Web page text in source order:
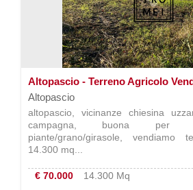
Altopascio - Terreno Agricolo
Altopascio
altopascio, vicinanze chiesina
campagna, buona per
piante/grano/girasole, vendiamo
14.300 mq...
€ 70.000 14.300 Mq